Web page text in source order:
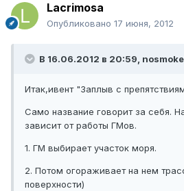
Lacrimosa
Опубликовано 17 июня, 2012
В 16.06.2012 в 20:59,
Итак,ивент "Заплыв с
Само название говорит за себя.
зависит от работы ГМов.
1. ГМ выбирает участок моря.
2. Потом огораживает на нем
поверхности)